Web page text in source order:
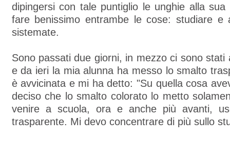
dipingersi con tale puntiglio le unghie alla
fare benissimo entrambe le cose: studiare e
sistemate.
Sono passati due giorni, in mezzo ci sono stati
e da ieri la mia alunna ha messo lo smalto
è avvicinata e mi ha detto: "Su quella cosa
deciso che lo smalto colorato lo metto
venire a scuola, ora e anche più avanti,
trasparente. Mi devo concentrare di più sullo